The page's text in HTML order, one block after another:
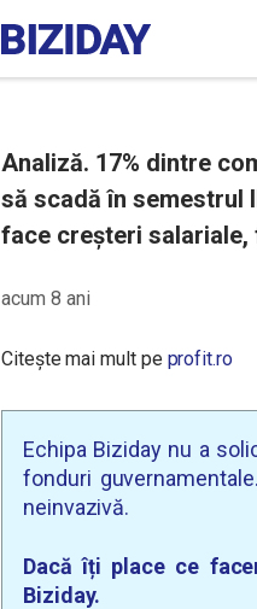
Analiză. 17% dintre
să scadă în semestrul
face creșteri salariale,
acum 8 ani
Citește mai mult pe profit.ro
Echipa Biziday nu a
fonduri
neinvazivă.
Dacă îți place ce
Biziday.